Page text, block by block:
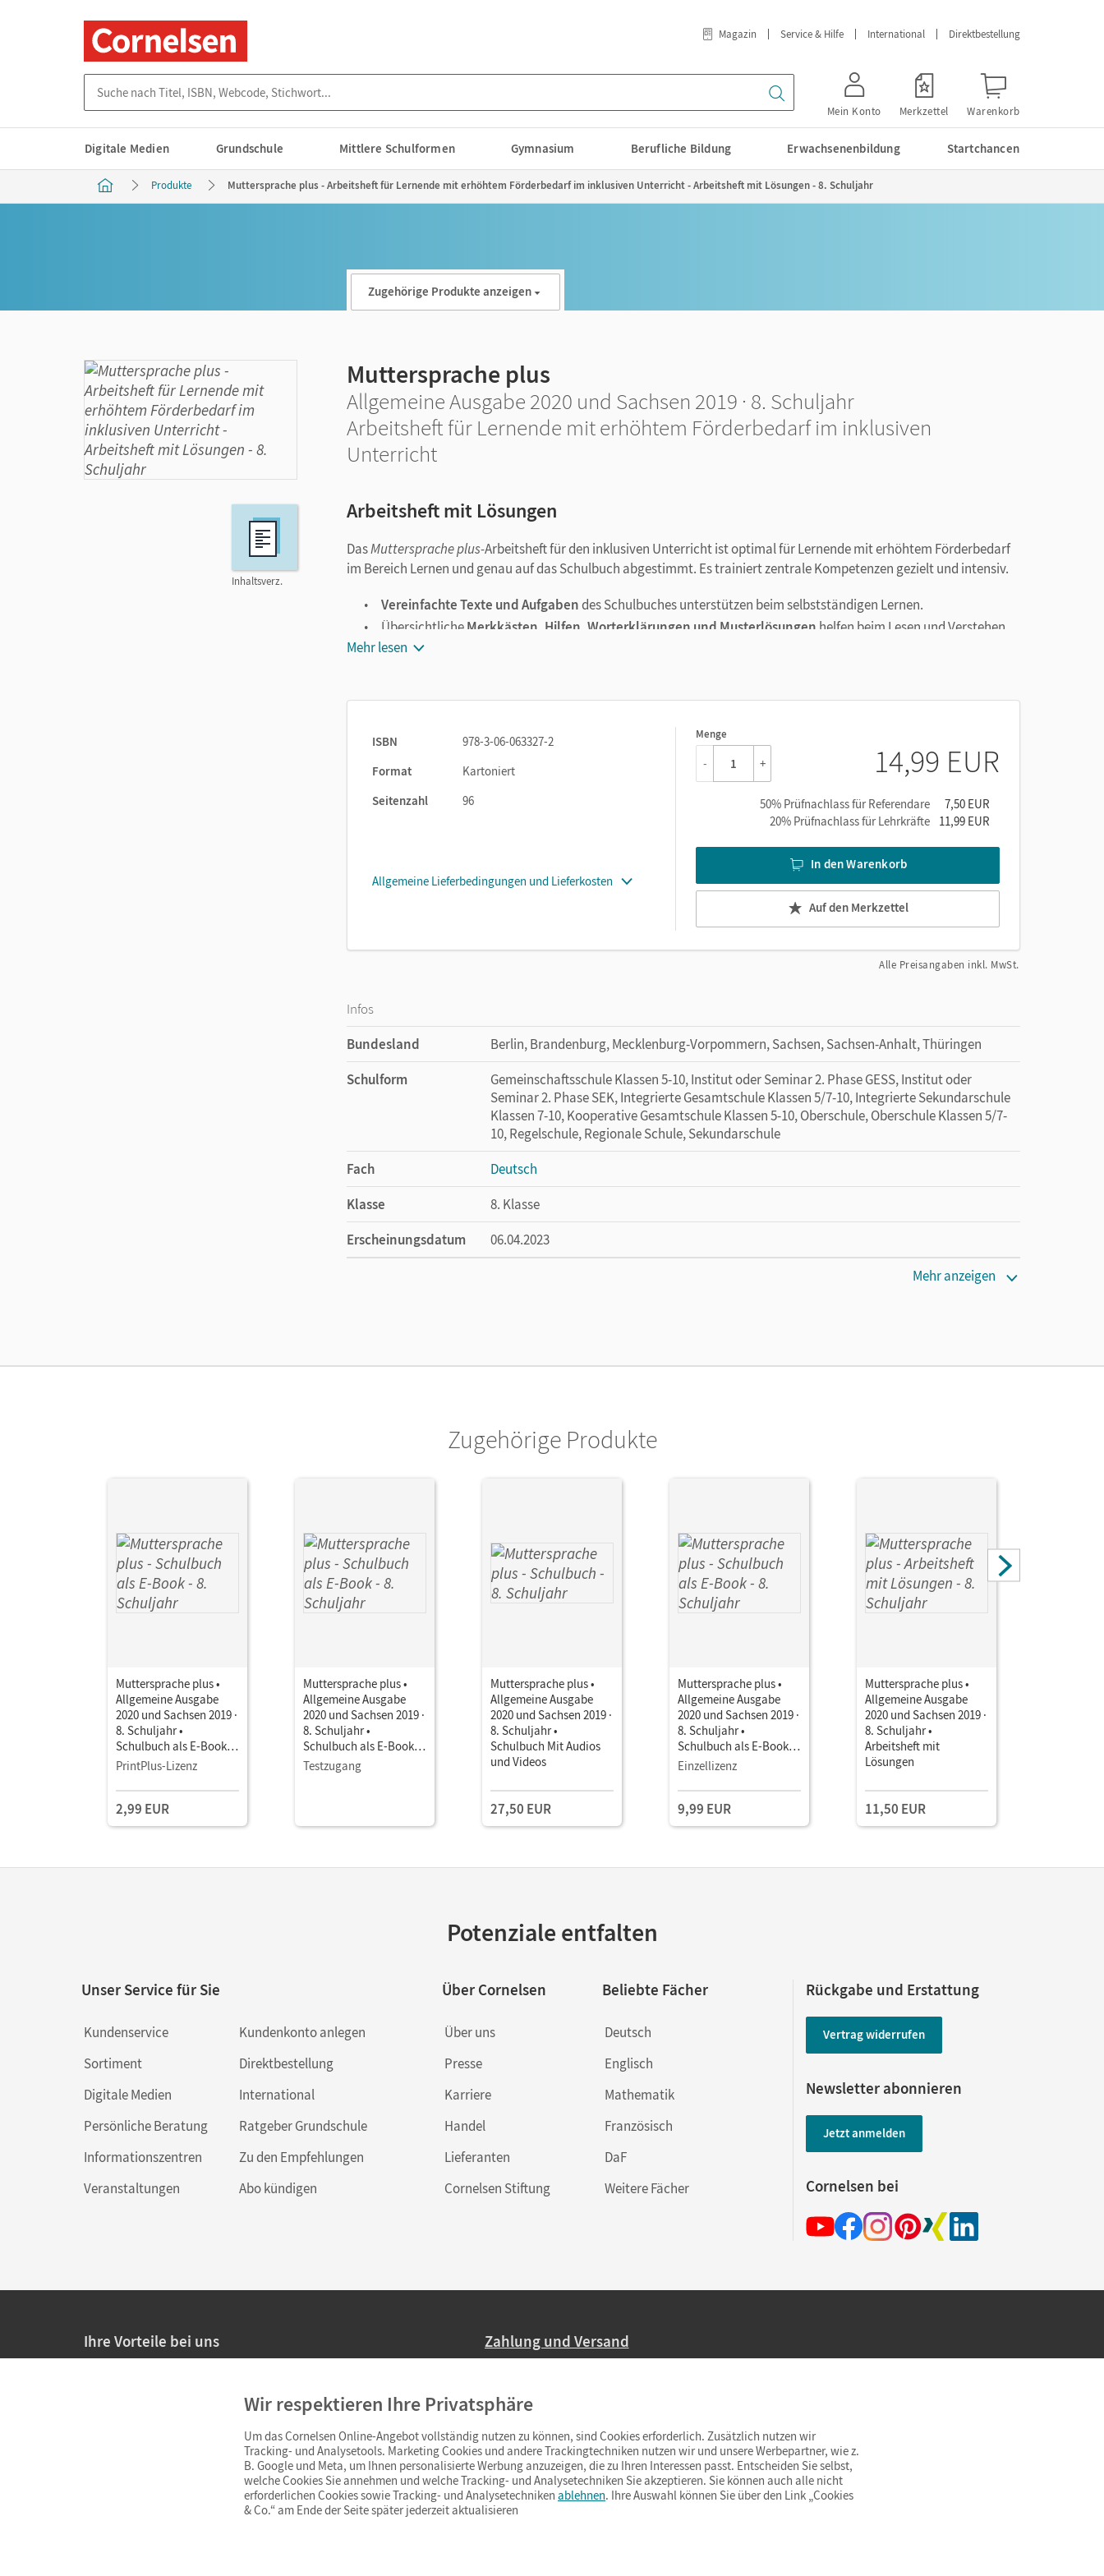
Magazin Service & Hilfe International Direktbestellung
Mein Konto Merkzettel Warenkorb
Digitale Medien Grundschule Mittlere Schulformen Gymnasium Berufliche Bildung Erwachsenenbildung Startchancen
Produkte Muttersprache plus - Arbeitsheft für Lernende mit erhöhtem Förderbedarf im inklusiven Unterricht - Arbeitsheft mit Lösungen - 8. Schuljahr
Inhaltsverz.
Zugehörige Produkte anzeigen
Muttersprache plus
Allgemeine Ausgabe 2020 und Sachsen 2019 · 8. Schuljahr
Arbeitsheft für Lernende mit erhöhtem Förderbedarf im inklusiven
Unterricht
Arbeitsheft mit Lösungen
DasMuttersprache plus-Arbeitsheft für den inklusiven Unterricht ist optimal für Lernende mit erhöhtem Förderbedarf
im Bereich Lernen und genau auf das Schulbuch abgestimmt. Es trainiert zentrale Kompetenzen gezielt und intensiv.
Vereinfachte Texte und Aufgabendes Schulbuches unterstützen beim selbstständigen Lernen.
ÜbersichtlicheMerkkästen, Hilfen, Worterklärungen und Musterlösungen helfen beim Lesen und Verstehen
der Texte und beim Bearbeiten der Übungen.
Mehr lesen
ISBN
978-3-06-063327-2
Format
Kartoniert
Seitenzahl
96
Allgemeine Lieferbedingungen und Lieferkosten
Menge
1
- + 14,99 EUR
50% Prüfnachlass für Referendare
7,50 EUR
20% Prüfnachlass für Lehrkräfte
11,99 EUR
In den Warenkorb
Auf den Merkzettel
Alle Preisangaben inkl. MwSt.
Infos
Bundesland
Berlin, Brandenburg, Mecklenburg-Vorpommern, Sachsen, Sachsen-Anhalt, Thüringen
Schulform
Gemeinschaftsschule Klassen 5-10, Institut oder Seminar 2. Phase GESS, Institut oder
Seminar 2. Phase SEK, Integrierte Gesamtschule Klassen 5/7-10, Integrierte Sekundarschule
Klassen 7-10, Kooperative Gesamtschule Klassen 5-10, Oberschule, Oberschule Klassen 5/7-
10, Regelschule, Regionale Schule, Sekundarschule
Fach
Deutsch
Klasse
8. Klasse
Erscheinungsdatum
06.04.2023
Mehr anzeigen
Zugehörige Produkte
Muttersprache plus •
Allgemeine Ausgabe
2020 und Sachsen 2019 ·
8. Schuljahr •
Schulbuch als E-Book
Mit Medien
PrintPlus-Lizenz
2,99 EUR
Muttersprache plus •
Allgemeine Ausgabe
2020 und Sachsen 2019 ·
8. Schuljahr •
Schulbuch als E-Book
Mit Medien
Testzugang
Muttersprache plus •
Allgemeine Ausgabe
2020 und Sachsen 2019 ·
8. Schuljahr •
Schulbuch Mit Audios
und Videos
27,50 EUR
Muttersprache plus •
Allgemeine Ausgabe
2020 und Sachsen 2019 ·
8. Schuljahr •
Schulbuch als E-Book
Mit Medien
Einzellizenz
9,99 EUR
Muttersprache plus •
Allgemeine Ausgabe
2020 und Sachsen 2019 ·
8. Schuljahr •
Arbeitsheft mit
Lösungen
11,50 EUR
Potenziale entfalten
Unser Service für Sie
Kundenservice
Sortiment
Digitale Medien
Persönliche Beratung
Informationszentren
Veranstaltungen
Kundenkonto anlegen
Direktbestellung
International
Ratgeber Grundschule
Zu den Empfehlungen
Abo kündigen
Über Cornelsen
Über uns
Presse
Karriere
Handel
Lieferanten
Cornelsen Stiftung
Beliebte Fächer
Deutsch
Englisch
Mathematik
Französisch
DaF
Weitere Fächer
Rückgabe und Erstattung
Vertrag widerrufen
Newsletter abonnieren
Jetzt anmelden
Cornelsen bei
Ihre Vorteile bei uns
Persönliche Angebote für Lehrkräfte
Sicheres Einkaufen mit SSL-Verschlüsselung
Widerrufsfristvon 4 Wochen
Schnelle und einfache Retourenabwicklung
Zahlung und Versand
Ab 59,– EUR Bestellwert liefern wir versandkostenfrei innerhalb Deutschlands
(Lieferung in 3–6 Tagen).
Wir respektieren Ihre Privatsphäre
Um das Cornelsen Online-Angebot vollständig nutzen zu können, sind Cookies erforderlich. Zusätzlich nutzen wir
Tracking- und Analysetools. Marketing Cookies und andere Trackingtechniken nutzen wir und unsere Werbepartner, wie z.
B. Google und Meta, um Ihnen personalisierte Werbung anzuzeigen, die zu Ihren Interessen passt. Entscheiden Sie selbst,
welche Cookies Sie annehmen und welche Tracking- und Analysetechniken Sie akzeptieren. Sie können auch alle nicht
erforderlichen Cookies sowie Tracking- und Analysetechniken ablehnen. Ihre Auswahl können Sie über den Link „Cookies
& Co.“ am Ende der Seite später jederzeit aktualisieren